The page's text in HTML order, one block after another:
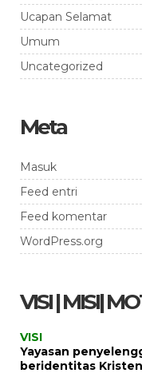
Ucapan Selamat
Umum
Uncategorized
Meta
Masuk
Feed entri
Feed komentar
WordPress.org
VISI | MISI|
VISI
Yayasan
beridentitas